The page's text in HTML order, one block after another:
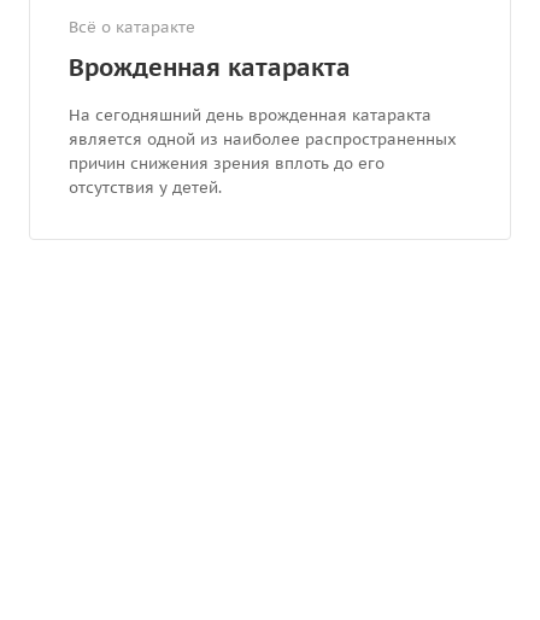
Всё о катаракте
Врожденная катаракта
На сегодняшний день врожденная катаракта
является одной из наиболее распространенных
причин снижения зрения вплоть до его
отсутствия у детей.